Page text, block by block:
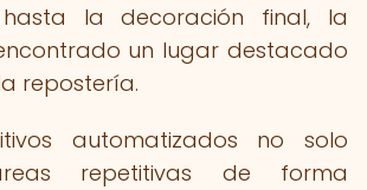
hasta la decoración final, la
un lugar destacado
repostería.
automatizados no solo
repetitivas de forma